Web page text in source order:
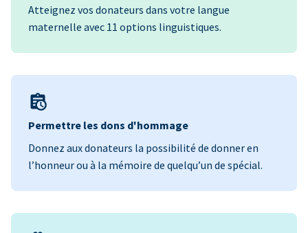
Atteignez vos donateurs dans votre langue
maternelle avec 11 options linguistiques.
Permettre les dons d'hommage
Donnez aux donateurs la possibilité de donner en
l’honneur ou à la mémoire de quelqu’un de spécial.